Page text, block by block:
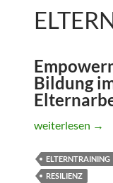
Bildung
ELTERN-AG *
weiterlesen →
ELTERNTRAINING
RESILIENZ